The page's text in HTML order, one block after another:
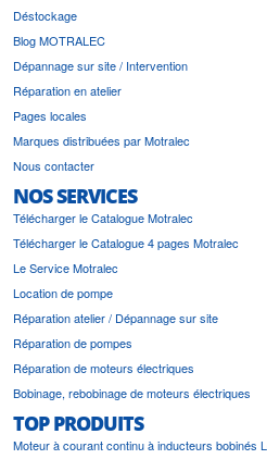
Déstockage
Blog MOTRALEC
Dépannage sur site / Intervention
Réparation en atelier
Pages locales
Marques distribuées par Motralec
Nous contacter
NOS SERVICES
Télécharger le Catalogue Motralec
Télécharger le Catalogue 4 pages Motralec
Le Service Motralec
Location de pompe
Réparation atelier / Dépannage sur site
Réparation de pompes
Réparation de moteurs électriques
Bobinage, rebobinage de moteurs électriques
TOP PRODUITS
Moteur à courant continu à inducteurs bobinés